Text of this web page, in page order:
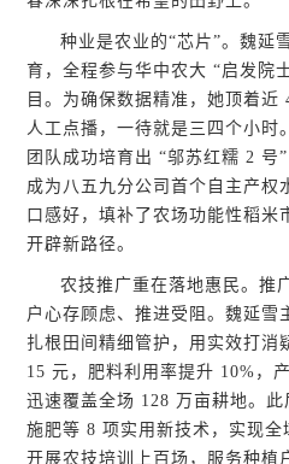
种业是农业的“芯片”。魏延
育，全程参与华中农大 “启发院
目。为确保数据精准，她顶着近
人工点播，一待就是三四个小时
团队成功培育出 “邬苏红糯 2 号
成为八五九分公司首个自主产权
口感好，填补了农场功能性稻米
开辟新路径。
农技推广重在落地惠民。推
户心存顾虑、推进受阻。魏延雪
扎根田间精细管护，用实效打消
15 元，肥料利用率提升 10%，
迅速覆盖全场 128 万亩耕地。
施肥等 8 项实用新技术，实现
开展农技培训上百场，服务种植